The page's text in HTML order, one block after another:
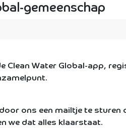
gemeenschap
Clean Water Global-app,
ons een mailtje te sturen
we dat alles klaarstaat.